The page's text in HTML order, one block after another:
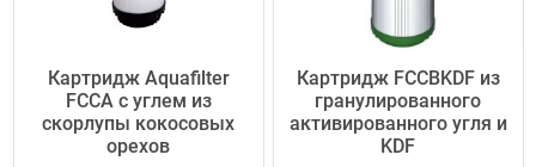
Картридж Aquafilter
FCCA с углем из
скорлупы кокосовых
орехов
Картридж FCCBKDF из
гранулированного
активированного угля и
KDF